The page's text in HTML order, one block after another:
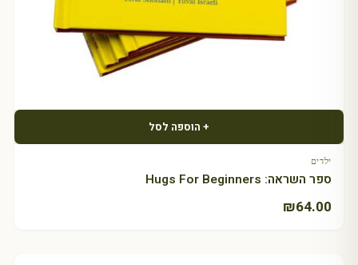
+ הוספה לסל
ילדים
ספר השראה: Hugs For Beginners
₪64.00